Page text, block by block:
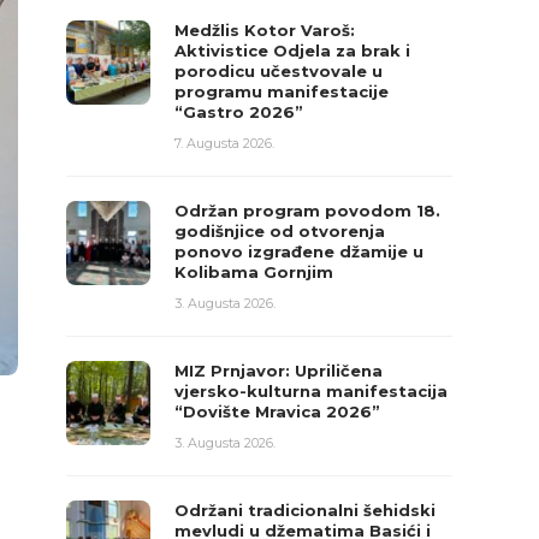
Medžlis Kotor Varoš:
Aktivistice Odjela za brak i
porodicu učestvovale u
programu manifestacije
“Gastro 2026”
7. Augusta 2026.
Održan program povodom 18.
godišnjice od otvorenja
ponovo izgrađene džamije u
Kolibama Gornjim
3. Augusta 2026.
MIZ Prnjavor: Upriličena
vjersko-kulturna manifestacija
“Dovište Mravica 2026”
3. Augusta 2026.
Održani tradicionalni šehidski
mevludi u džematima Basići i